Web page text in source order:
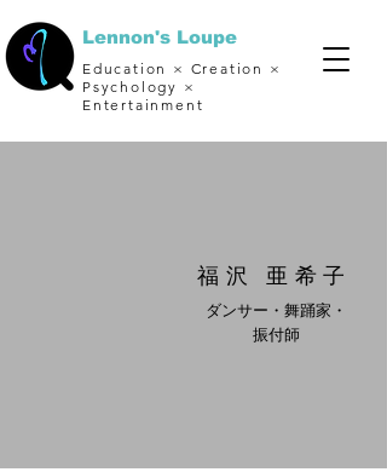
Lennon's Loupe
Education × Creation ×
Psychology ×
Entertainment
福沢​ 亜希子
ダンサー・舞踊家・
振付師